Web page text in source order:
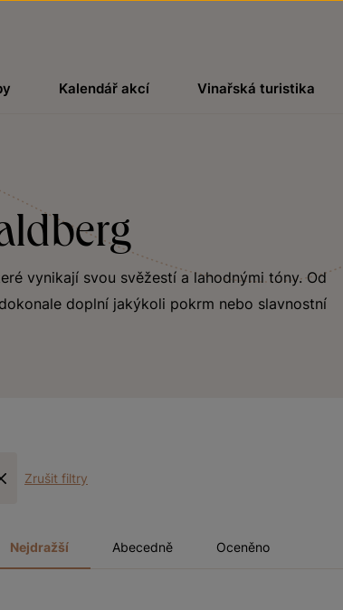
Kalendář akcí Vinařská turistika
vynikají svou svěžestí a lahodnými tóny. Od
doplní jakýkoli pokrm nebo slavnostní
Zrušit filtry
Nejdražší Abecedně Oceněno